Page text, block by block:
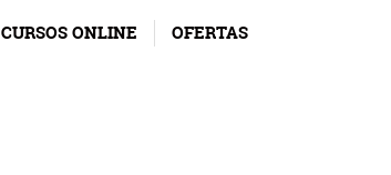
CURSOS ONLINE OFERTAS